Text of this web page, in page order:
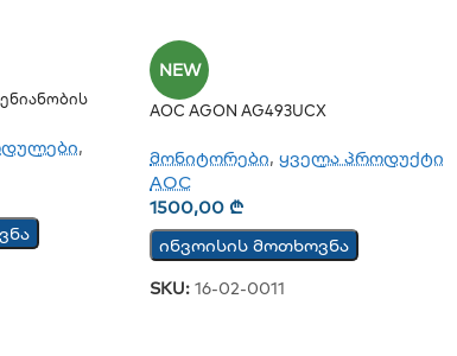
,
NEW
AOC AGON AG493UCX
მონიტორები, ყველა პროდუქტი
AOC
1500,00₾
ინვოისის მოთხოვნა
SKU:16-02-0011